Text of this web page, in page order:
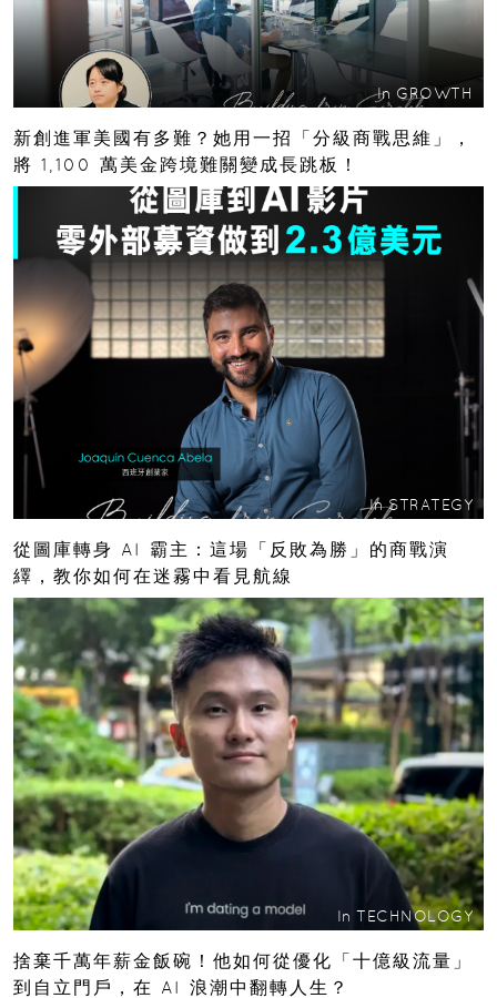
In GROWTH
新創進軍美國有多難？她用一招「分級商戰思維」，
將 1,100 萬美金跨境難關變成長跳板！
In STRATEGY
從圖庫轉身 AI 霸主：這場「反敗為勝」的商戰演
繹，教你如何在迷霧中看見航線
In TECHNOLOGY
捨棄千萬年薪金飯碗！他如何從優化「十億級流量」
到自立門戶，在 AI 浪潮中翻轉人生？